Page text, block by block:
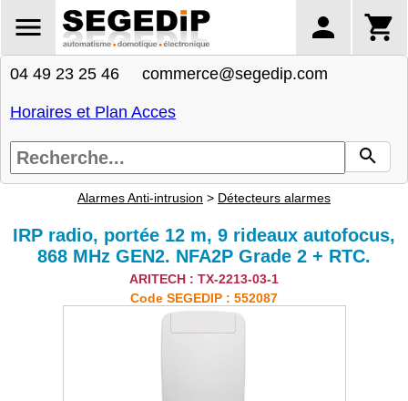
04 49 23 25 46 commerce@segedip.com
Horaires et Plan Acces
Alarmes Anti-intrusion > Détecteurs alarmes
IRP radio, portée 12 m, 9 rideaux autofocus,
868 MHz GEN2. NFA2P Grade 2 + RTC.
ARITECH : TX-2213-03-1
Code SEGEDIP : 552087